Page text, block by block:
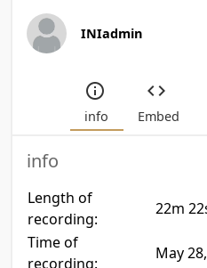
INIadmin
info Embed
info
Length of
recording:
22m
Time of
recording:
May